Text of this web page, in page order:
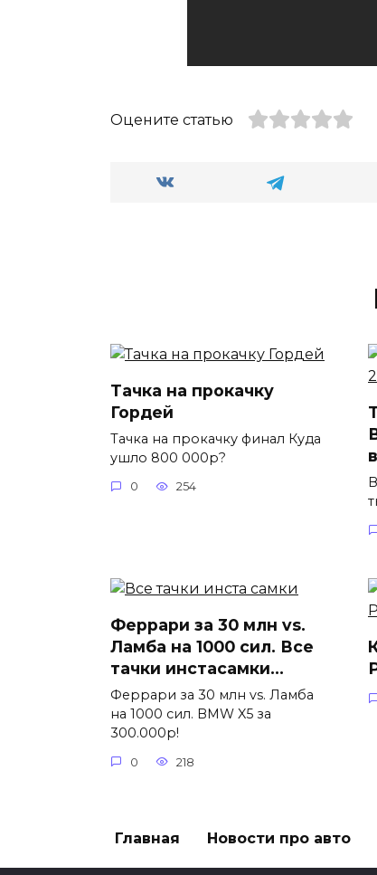
Оцените статью
Тачка на прокачку
Гордей
Тачка на прокачку финал Куда
ушло 800 000р?
0 254
Феррари за 30 млн vs.
Ламба на 1000 сил. Все
тачки инстасамки…
Феррари за 30 млн vs. Ламба
на 1000 сил. BMW X5 за
300.000р!
0 218
Главная Новости про авто